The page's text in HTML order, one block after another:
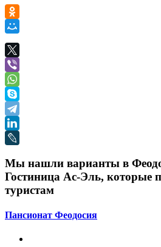
Мы нашли варианты в
Гостиница Ас-Эль, которые
туристам
Пансионат Феодосия